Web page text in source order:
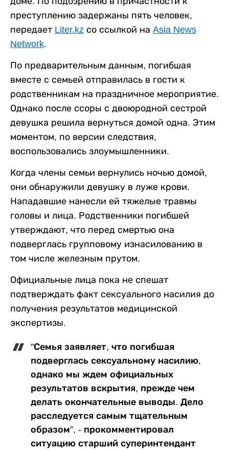
преступлению задержаны пять человек,
передает Liter.kz со ссылкой на Asia News
Network.
По предварительным данным, погибшая
вместе с семьей отправилась в гости к
родственникам на праздничное мероприятие.
Однако после ссоры с двоюродной сестрой
девушка решила вернуться домой одна. Этим
моментом, по версии следствия,
воспользовались злоумышленники.
Когда члены семьи вернулись ночью домой,
они обнаружили девушку в луже крови.
Нападавшие нанесли ей тяжелые травмы
головы и лица. Родственники погибшей
утверждают, что перед смертью она
подверглась групповому изнасилованию в
том числе железным прутом.
Официальные лица пока не спешат
подтверждать факт сексуального насилия до
получения результатов медицинской
экспертизы.
"Семья заявляет, что погибшая
подверглась сексуальному насилию,
однако мы ждем официальных
результатов вскрытия, прежде чем
делать окончательные выводы. Дело
расследуется самым тщательным
образом”, - прокомментировал
ситуацию старший суперинтендант